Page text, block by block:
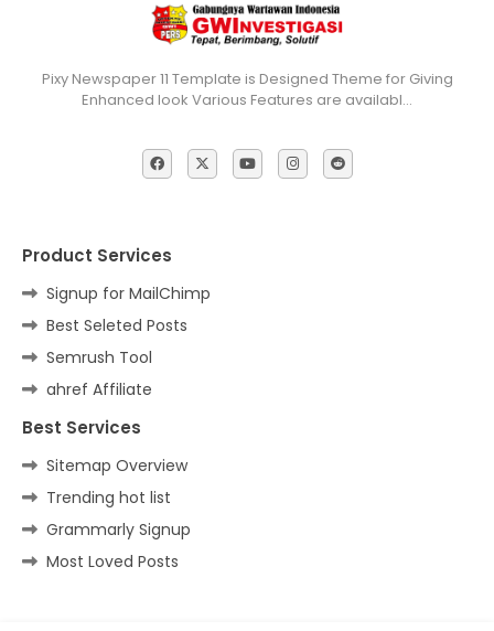
Pixy Newspaper 11 Template is Designed Theme for Giving
Enhanced look Various Features are availabl…
Product Services
Signup for MailChimp
Best Seleted Posts
Semrush Tool
ahref Affiliate
Best Services
Sitemap Overview
Trending hot list
Grammarly Signup
Most Loved Posts